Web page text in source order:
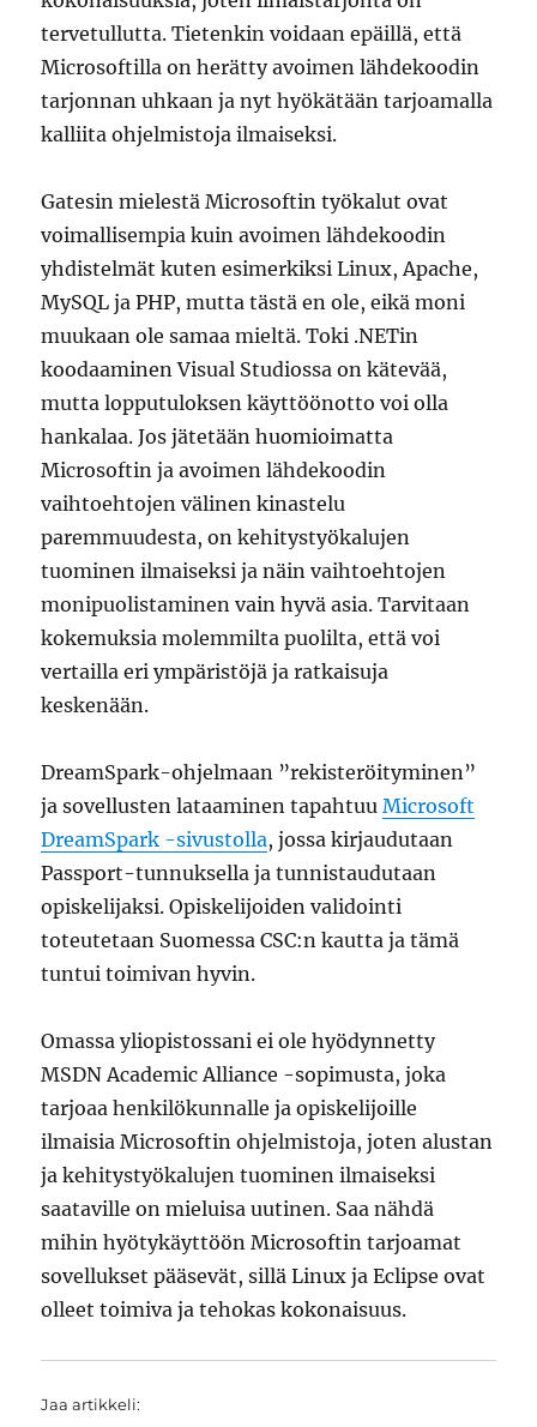
tervetullutta. Tietenkin voidaan epäillä, että
Microsoftilla on herätty avoimen lähdekoodin
tarjonnan uhkaan ja nyt hyökätään tarjoamalla
kalliita ohjelmistoja ilmaiseksi.
Gatesin mielestä Microsoftin työkalut ovat
voimallisempia kuin avoimen lähdekoodin
yhdistelmät kuten esimerkiksi Linux, Apache,
MySQL ja PHP, mutta tästä en ole, eikä moni
muukaan ole samaa mieltä. Toki .NETin
koodaaminen Visual Studiossa on kätevää,
mutta lopputuloksen käyttöönotto voi olla
hankalaa. Jos jätetään huomioimatta
Microsoftin ja avoimen lähdekoodin
vaihtoehtojen välinen kinastelu
paremmuudesta, on kehitystyökalujen
tuominen ilmaiseksi ja näin vaihtoehtojen
monipuolistaminen vain hyvä asia. Tarvitaan
kokemuksia molemmilta puolilta, että voi
vertailla eri ympäristöjä ja ratkaisuja
keskenään.
DreamSpark-ohjelmaan ”rekisteröityminen”
ja sovellusten lataaminen tapahtuuMicrosoft
DreamSpark -sivustolla, jossa kirjaudutaan
Passport-tunnuksella ja tunnistaudutaan
opiskelijaksi. Opiskelijoiden validointi
toteutetaan Suomessa CSC:n kautta ja tämä
tuntui toimivan hyvin.
Omassa yliopistossani ei ole hyödynnetty
MSDN Academic Alliance -sopimusta, joka
tarjoaa henkilökunnalle ja opiskelijoille
ilmaisia Microsoftin ohjelmistoja, joten alustan
ja kehitystyökalujen tuominen ilmaiseksi
saataville on mieluisa uutinen. Saa nähdä
mihin hyötykäyttöön Microsoftin tarjoamat
sovellukset pääsevät, sillä Linux ja Eclipse ovat
olleet toimiva ja tehokas kokonaisuus.
Jaa artikkeli: